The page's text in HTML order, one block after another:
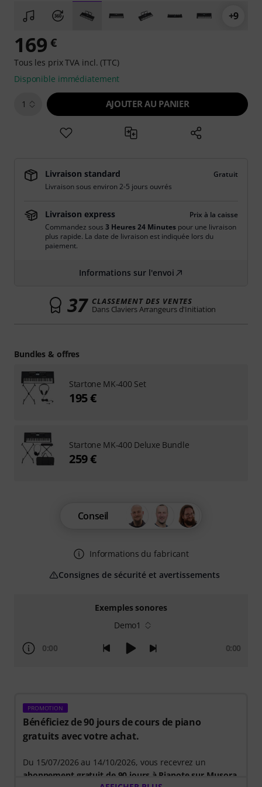
+9
Exemples sonores
Demo1
0:00 0:00
PROMOTION
Bénéficiez de 90 jours de cours de piano
gratuits avec votre achat.
Du 15/07/2026 au 14/10/2026, vous recevrez un
abonnement gratuit de 90 jours à Pianote sur Musora.
169 €
Tous les prix TVA incl. (TTC)
Disponible immédiatement
1 AJOUTER AU PANIER
Livraison standard
Gratuit
Livraison sous environ 2-5 jours ouvrés
Livraison express
Prix à la caisse
Commandez sous 3 Heures 24 Minutes pour une livraison
plus rapide. La date de livraison est indiquée lors du
paiement.
Informations sur l'envoi
37 CLASSEMENT DES VENTES
Dans Claviers Arrangeurs d'Initiation
Conseil
Informations du fabricant
Consignes de sécurité et avertissements
Bundles & offres
Startone MK-400 Set
195 €
Startone MK-400 Deluxe Bundle
259 €